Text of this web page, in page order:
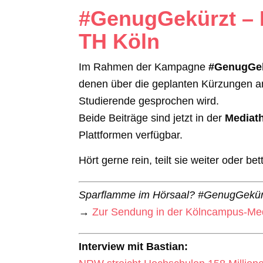
#GenugGekürzt
TH Köln
Im Rahmen der Kampagne
denen über die geplanten Kürzungen
Studierende gesprochen wird.
Beide Beiträge sind jetzt in der
Plattformen verfügbar.
Hört gerne rein, teilt sie weiter oder
Sparflamme im Hörsaal?
→Zur Sendung in der Kölncampus-
Interview mit Bastian: